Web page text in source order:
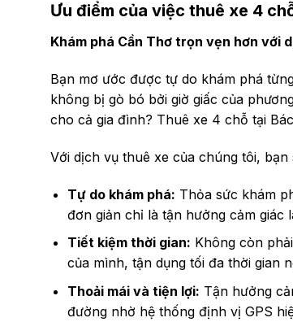
Ưu điểm của việc thuê xe 4
Khám phá Cần Thơ trọn vẹn hơn với
Bạn mơ ước được tự do khám phá
không bị gò bó bởi giờ giấc của
cho cả gia đình? Thuê xe 4 chỗ tại
Với dịch vụ thuê xe của chúng tôi, bạn
Tự do khám phá: Thỏa sức khám
đơn giản chỉ là tận hưởng cảm giác
Tiết kiệm thời gian: Không còn
của mình, tận dụng tối đa thời gian
Thoải mái và tiện lợi: Tận hưởng
đường nhờ hệ thống định vị GPS